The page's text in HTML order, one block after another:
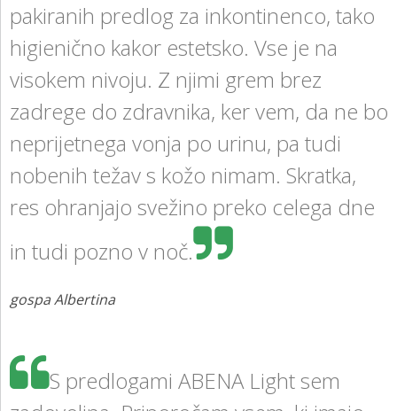
pakiranih predlog za inkontinenco, tako
higienično kakor estetsko. Vse je na
visokem nivoju. Z njimi grem brez
zadrege do zdravnika, ker vem, da ne bo
neprijetnega vonja po urinu, pa tudi
nobenih težav s kožo nimam. Skratka,
res ohranjajo svežino preko celega dne
in tudi pozno v noč.
gospa Albertina
S predlogami ABENA Light sem